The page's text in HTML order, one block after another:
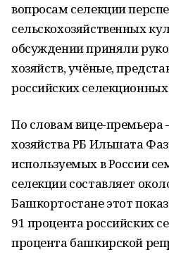
вопросам селекции
сельскохозяйственных
обсуждении приняли
хозяйств, учёные,
российских
По словам вице-премьера
хозяйства РБ Ильшата
используемых в России
селекции составляет
Башкортостане этот
91 процента российских
процента башкирской